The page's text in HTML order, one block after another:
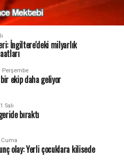
İngiltere'deki milyarlık
Perşembe
ekip daha geliyor
Salı
bıraktı
Cuma
olay: Yerli çocuklara kilisede